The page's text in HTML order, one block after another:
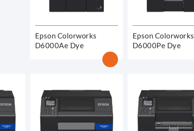
Epson Colorworks
D6000Ae Dye
Epson Colorworks
D6000Pe Dye